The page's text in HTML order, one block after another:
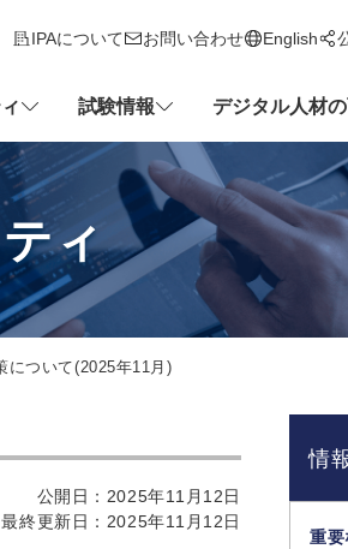
IPAについて
お問い合わせ English
新しいタブで
試験情報 デジタル人材
ィ
について(2025年11月)
公開日：2025年11月12日
最終更新日：2025年11月12日
情
重要